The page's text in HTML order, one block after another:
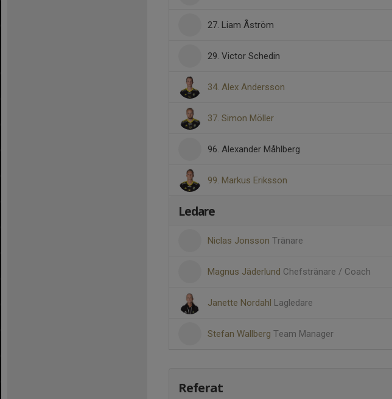
27. Liam Åström
29. Victor Schedin
34. Alex Andersson
37. Simon Möller
96. Alexander Måhlberg
99. Markus Eriksson
Ledare
Niclas Jonsson Tränare
Magnus Jäderlund Chefstränare / Coach
Janette Nordahl Lagledare
Stefan Wallberg Team Manager
Referat